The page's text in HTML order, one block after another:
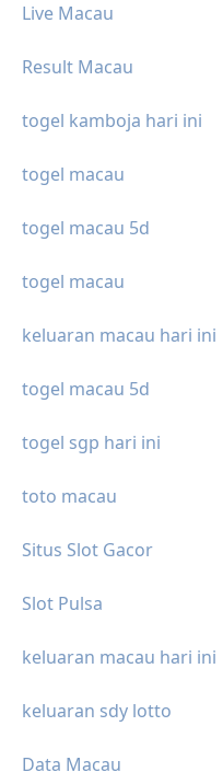
Live Macau
Result Macau
togel kamboja hari ini
togel macau
togel macau 5d
togel macau
keluaran macau hari ini
togel macau 5d
togel sgp hari ini
toto macau
Situs Slot Gacor
Slot Pulsa
keluaran macau hari ini
keluaran sdy lotto
Data Macau